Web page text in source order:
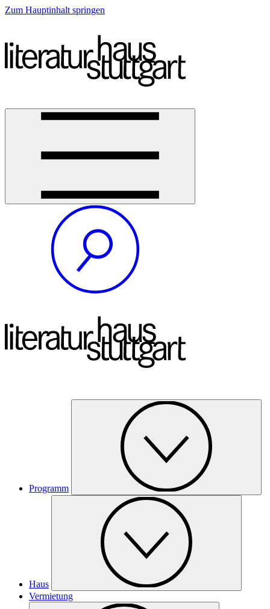
Zum Hauptinhalt springen
Programm
Haus
Vermietung